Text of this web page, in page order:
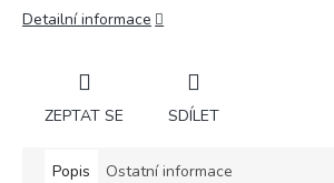
Detailní informace
ZEPTAT SE SDÍLET
Popis Ostatní informace